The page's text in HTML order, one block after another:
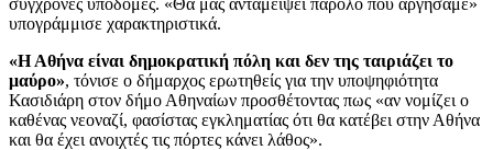
υπογράμμισε χαρακτηριστικά.
«Η Αθήνα είναι δημοκρατική πόλη και δεν της ταιριάζει το
μαύρο», τόνισε ο δήμαρχος ερωτηθείς για την υποψηφιότητα
Κασιδιάρη στον δήμο Αθηναίων προσθέτοντας πως «αν νομίζει ο
καθένας νεοναζί, φασίστας εγκληματίας ότι θα κατέβει στην Αθήνα
και θα έχει ανοιχτές τις πόρτες κάνει λάθος».